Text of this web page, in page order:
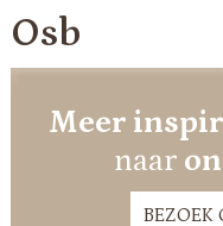
Osb
Meer
naar
BEZOEK